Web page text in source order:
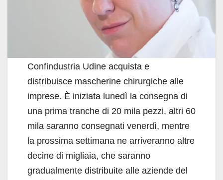
Confindustria Udine acquista e
distribuisce mascherine chirurgiche alle
imprese. È iniziata lunedì la consegna di
una prima tranche di 20 mila pezzi, altri 60
mila saranno consegnati venerdì, mentre
la prossima settimana ne arriveranno altre
decine di migliaia, che saranno
gradualmente distribuite alle aziende del